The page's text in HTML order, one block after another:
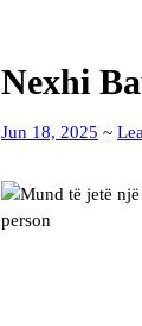
Nexhi
Jun 18, 2025 ~